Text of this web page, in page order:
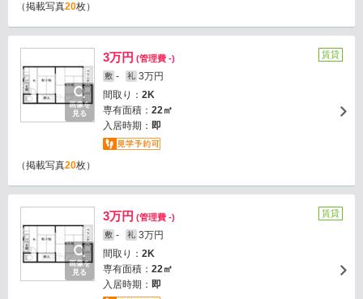
（掲載写真20枚）
画像を
見る
3万円 (管理費 -)
敷 - 礼 3万円
間取り： 2K
専有面積： 22㎡
入居時期： 即
賃貸
（掲載写真20枚）
画像を
見る
3万円 (管理費 -)
敷 - 礼 3万円
間取り： 2K
専有面積： 22㎡
入居時期： 即
賃貸